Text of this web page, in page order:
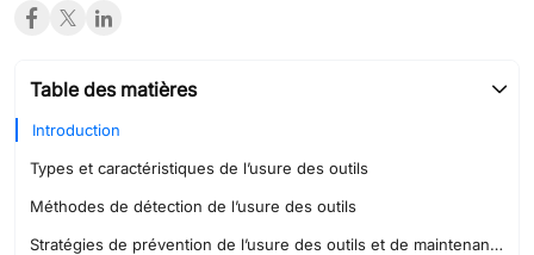
Table des matières
Introduction
Types et caractéristiques de l’usure des outils
Méthodes de détection de l’usure des outils
Stratégies de prévention de l’usure des outils et de maintenance